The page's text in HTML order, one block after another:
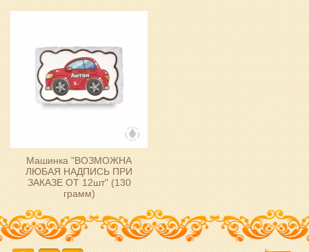
Машинка "ВОЗМОЖНА
ЛЮБАЯ НАДПИСЬ ПРИ
ЗАКАЗЕ ОТ 12шт" (130
грамм)